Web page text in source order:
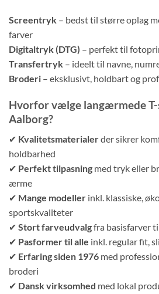
Screentryk – bedst til større oplag
farver
Digitaltryk (DTG) – perfekt til
Transfertryk – ideelt til navne,
Broderi – eksklusivt, holdbart og
Hvorfor vælge langærmede T-
Aalborg?
✔ Kvalitetsmaterialerder sikrer
holdbarhed
✔ Perfekt tilpasning med tryk eller
ærme
✔ Mange modeller inkl. klassiske,
sportskvaliteter
✔ Stort farveudvalgfra basisfarver
✔ Pasformer til alle inkl. regular fit,
✔ Erfaring siden 1976 med
broderi
✔ Dansk virksomhed med lokal